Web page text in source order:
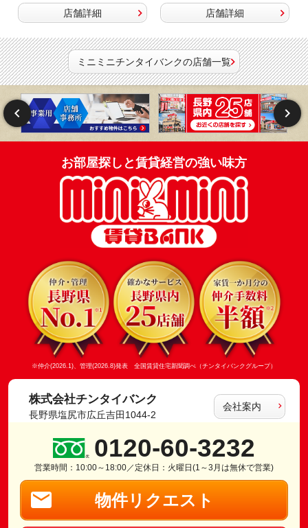
店舗詳細
店舗詳細
ミニミニチンタイバンクの店舗一覧
お部屋探しと賃貸経営の強い味方
※仲介(2026.1)、管理(2026.8)発表 全国賃貸住宅新聞調べ（チンタイバンクグループ）
株式会社チンタイバンク
長野県塩尻市広丘吉田1044-2
会社案内
0120-60-3232
営業時間：10:00～18:00／定休日：火曜日(1～3月は無休で営業)
物件リクエスト